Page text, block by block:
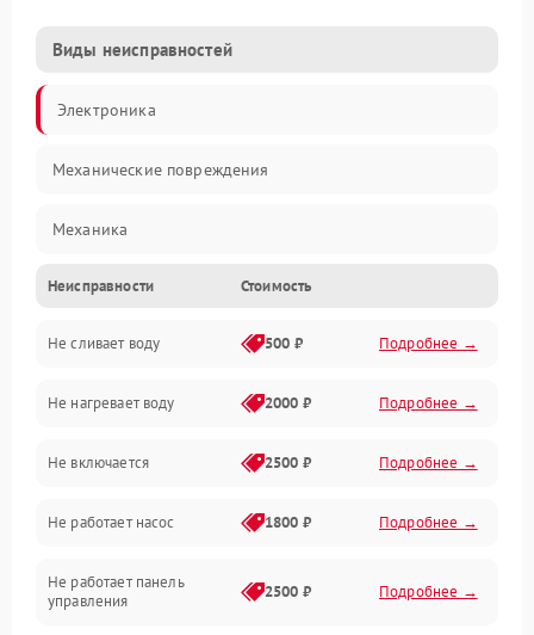
Виды неисправностей
Электроника
Механические повреждения
Механика
Управление
Электропитание
Датчики
Нагрев
Вода
Гигиена
Неисправности Стоимость
Не сливает воду 500 ₽ Подробнее →
Не нагревает воду 2000 ₽ Подробнее →
Не включается 2500 ₽ Подробнее →
Не работает насос 1800 ₽ Подробнее →
Не работает панель
управления
2500 ₽ Подробнее →